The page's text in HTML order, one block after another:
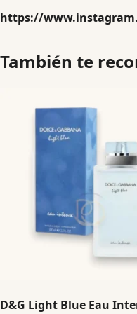
https://
También te
D&G Light Blue Eau